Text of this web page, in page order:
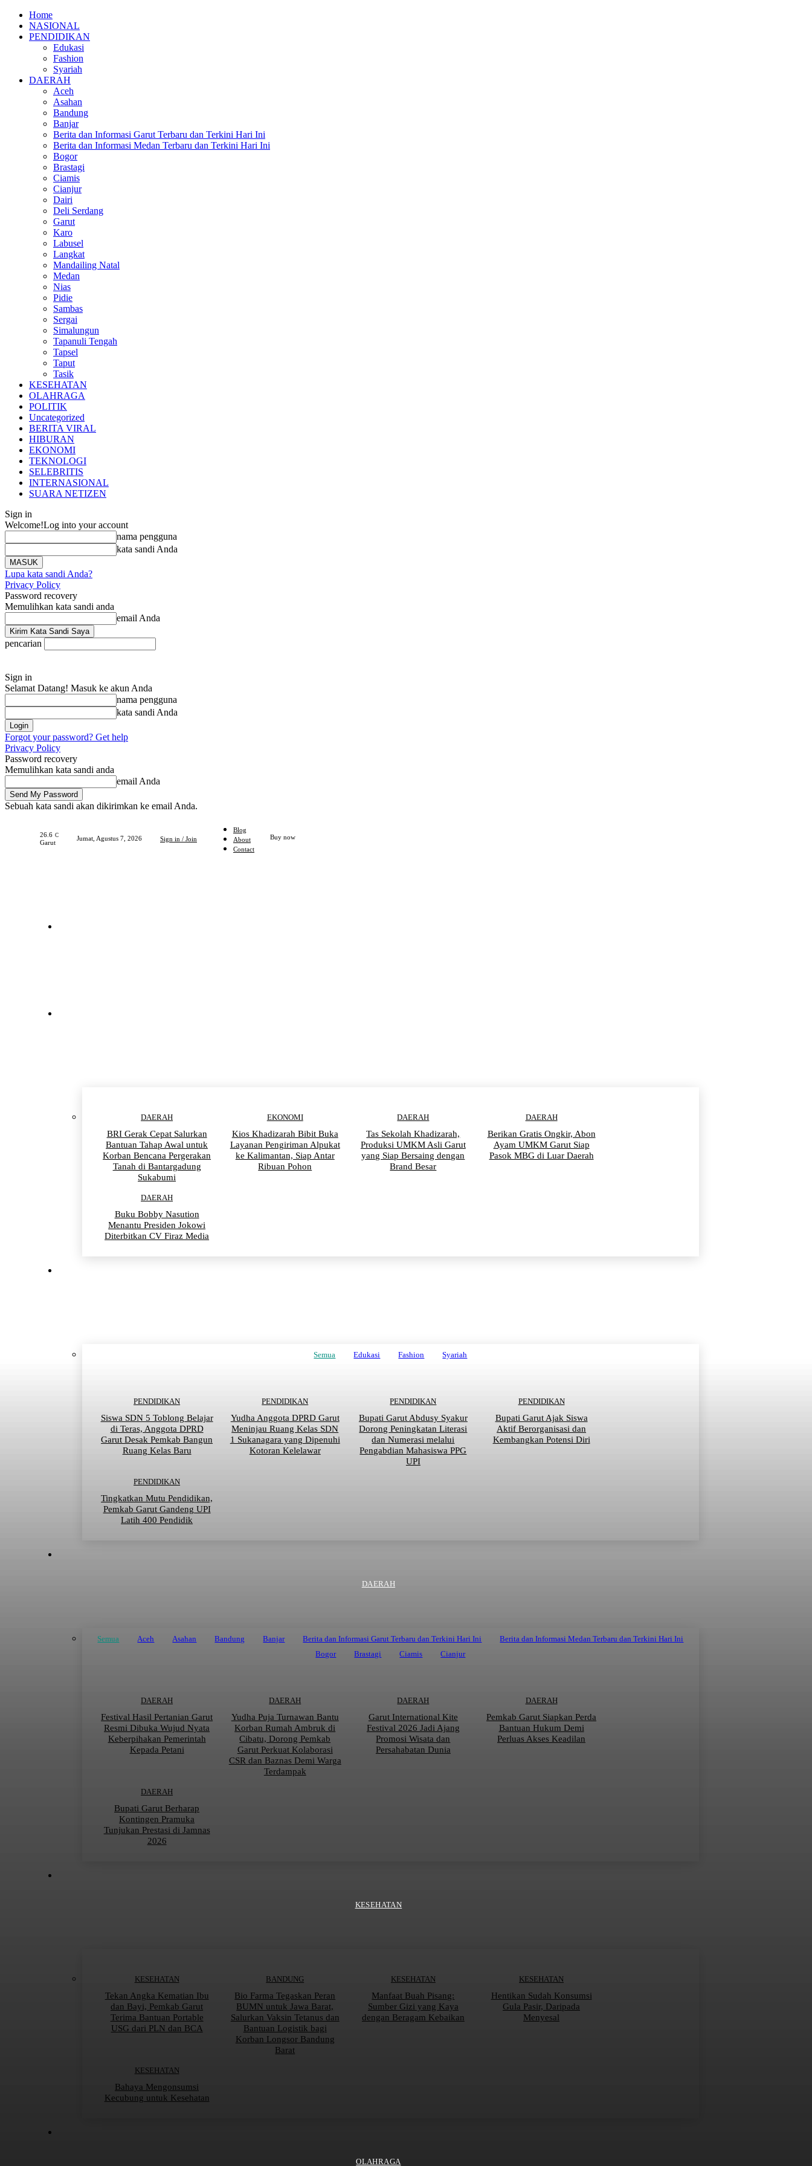
Home
NASIONAL
PENDIDIKAN
Edukasi
Fashion
Syariah
DAERAH
Aceh
Asahan
Bandung
Banjar
Berita dan Informasi Garut Terbaru dan Terkini Hari Ini
Berita dan Informasi Medan Terbaru dan Terkini Hari Ini
Bogor
Brastagi
Ciamis
Cianjur
Dairi
Deli Serdang
Garut
Karo
Labusel
Langkat
Mandailing Natal
Medan
Nias
Pidie
Sambas
Sergai
Simalungun
Tapanuli Tengah
Tapsel
Taput
Tasik
KESEHATAN
OLAHRAGA
POLITIK
Uncategorized
BERITA VIRAL
HIBURAN
EKONOMI
TEKNOLOGI
SELEBRITIS
INTERNASIONAL
SUARA NETIZEN
Sign in
Welcome!Log into your account
nama pengguna
kata sandi Anda
Lupa kata sandi Anda?
Privacy Policy
Password recovery
Memulihkan kata sandi anda
email Anda
pencarian
Sign in
Selamat Datang! Masuk ke akun Anda
nama pengguna
kata sandi Anda
Forgot your password? Get help
Privacy Policy
Password recovery
Memulihkan kata sandi anda
email Anda
Sebuah kata sandi akan dikirimkan ke email Anda.
26.6 C
Garut
Jumat, Agustus 7, 2026 Sign in / Join
Blog
About
Contact
Buy now
DAERAH
BRI Gerak Cepat Salurkan
Bantuan Tahap Awal untuk
Korban Bencana Pergerakan
Tanah di Bantargadung
Sukabumi
EKONOMI
Kios Khadizarah Bibit Buka
Layanan Pengiriman Alpukat
ke Kalimantan, Siap Antar
Ribuan Pohon
DAERAH
Tas Sekolah Khadizarah,
Produksi UMKM Asli Garut
yang Siap Bersaing dengan
Brand Besar
DAERAH
Berikan Gratis Ongkir, Abon
Ayam UMKM Garut Siap
Pasok MBG di Luar Daerah
DAERAH
Buku Bobby Nasution
Menantu Presiden Jokowi
Diterbitkan CV Firaz Media
Semua Edukasi Fashion Syariah
PENDIDIKAN
Siswa SDN 5 Toblong Belajar
di Teras, Anggota DPRD
Garut Desak Pemkab Bangun
Ruang Kelas Baru
PENDIDIKAN
Yudha Anggota DPRD Garut
Meninjau Ruang Kelas SDN
1 Sukanagara yang Dipenuhi
Kotoran Kelelawar
PENDIDIKAN
Bupati Garut Abdusy Syakur
Dorong Peningkatan Literasi
dan Numerasi melalui
Pengabdian Mahasiswa PPG
UPI
PENDIDIKAN
Bupati Garut Ajak Siswa
Aktif Berorganisasi dan
Kembangkan Potensi Diri
PENDIDIKAN
Tingkatkan Mutu Pendidikan,
Pemkab Garut Gandeng UPI
Latih 400 Pendidik
DAERAH
Semua Aceh Asahan Bandung Banjar Berita dan Informasi Garut Terbaru dan Terkini Hari Ini
Berita dan Informasi Medan Terbaru dan Terkini Hari Ini
Bogor
Brastagi Ciamis Cianjur
DAERAH
Festival Hasil Pertanian Garut
Resmi Dibuka Wujud Nyata
Keberpihakan Pemerintah
Kepada Petani
DAERAH
Yudha Puja Turnawan Bantu
Korban Rumah Ambruk di
Cibatu, Dorong Pemkab
Garut Perkuat Kolaborasi
CSR dan Baznas Demi Warga
Terdampak
DAERAH
Garut International Kite
Festival 2026 Jadi Ajang
Promosi Wisata dan
Persahabatan Dunia
DAERAH
Pemkab Garut Siapkan Perda
Bantuan Hukum Demi
Perluas Akses Keadilan
DAERAH
Bupati Garut Berharap
Kontingen Pramuka
Tunjukan Prestasi di Jamnas
2026
KESEHATAN
KESEHATAN
Tekan Angka Kematian Ibu
dan Bayi, Pemkab Garut
Terima Bantuan Portable
USG dari PLN dan BCA
BANDUNG
Bio Farma Tegaskan Peran
BUMN untuk Jawa Barat,
Salurkan Vaksin Tetanus dan
Bantuan Logistik bagi
Korban Longsor Bandung
Barat
KESEHATAN
Manfaat Buah Pisang:
Sumber Gizi yang Kaya
dengan Beragam Kebaikan
KESEHATAN
Hentikan Sudah Konsumsi
Gula Pasir, Daripada
Menyesal
KESEHATAN
Bahaya Mengonsumsi
Kecubung untuk Kesehatan
OLAHRAGA